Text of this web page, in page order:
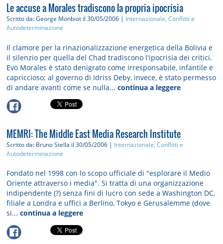
Le accuse a Morales tradiscono la propria ipocrisia
Scritto da: George Monbiot il 30/05/2006 | Internazionale, Conflitti e
Autodeterminazione
Il clamore per la rinazionalizzazione energetica della Bolivia e
il silenzio per quella del Chad tradiscono l'ipocrisia dei critici.
Evo Morales è stato denigrato come irresponsabile, infantile e
capriccioso; al governo di Idriss Deby, invece, è stato permesso
di andare avanti come se nulla...continua a leggere
MEMRI: The Middle East Media Research Institute
Scritto da: Bruno Stella il 30/05/2006 | Internazionale, Conflitti e
Autodeterminazione
Fondato nel 1998 con lo scopo ufficiale di "esplorare il Medio
Oriente attraverso i media". Si tratta di una organizzazione
indipendente (?) senza fini di lucro con sede a Washington DC,
filiale a Londra e uffici a Berlino, Tokyo e Gerusalemme (dove
si...continua a leggere